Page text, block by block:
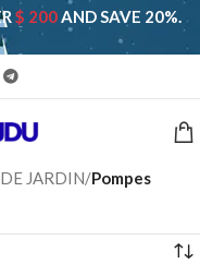
$ 200AND SAVE 20%.
JARDIN/Pompes